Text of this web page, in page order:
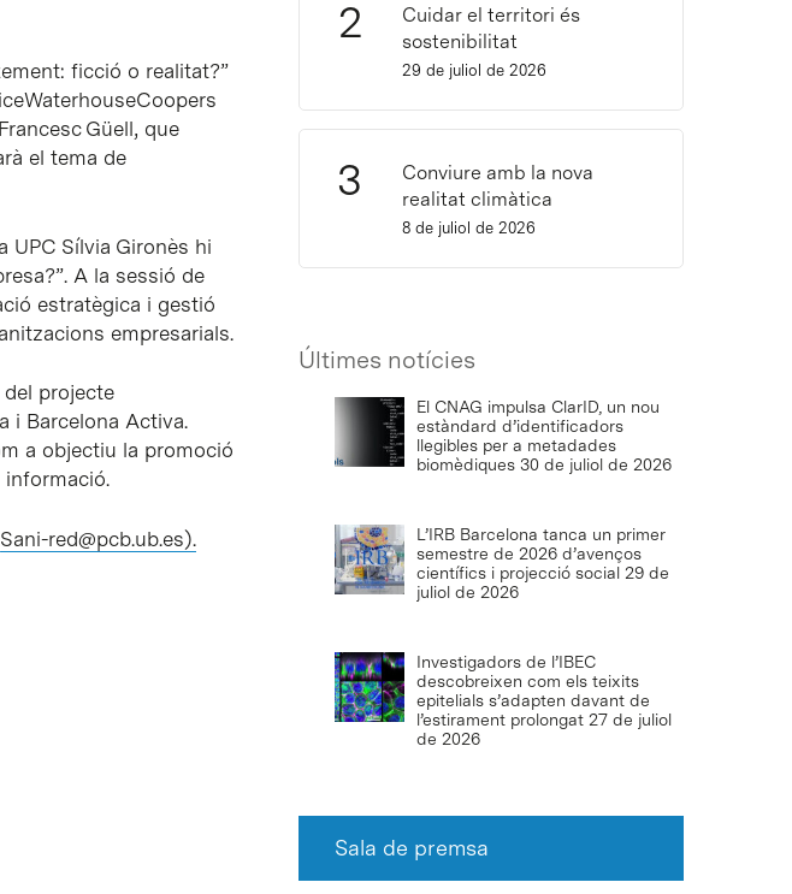
ficció o realitat?”
Güell, que
el tema de
UPC Sílvia Gironès hi
A la sessió de
estratègica i gestió
empresarials.
del projecte
i Barcelona Activa.
a objectiu la promoció
informació.
Sani-red@pcb.ub.es).
Cuidar el territori és
sostenibilitat
29 de juliol de 2026
Conviure amb la nova
realitat climàtica
8 de juliol de 2026
Últimes notícies
El CNAG impulsa ClarID, un nou
estàndard d’identificadors
llegibles per a metadades
biomèdiques 30 de juliol de 2026
L’IRB Barcelona tanca un primer
semestre de 2026 d’avenços
científics i projecció social 29 de
juliol de 2026
Investigadors de l’IBEC
descobreixen com els teixits
epitelials s’adapten davant de
l’estirament prolongat 27 de juliol
de 2026
Sala de premsa